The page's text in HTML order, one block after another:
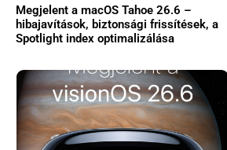
Megjelent a macOS Tahoe 26.6 –
hibajavítások, biztonsági frissítések, a
Spotlight index optimalizálása